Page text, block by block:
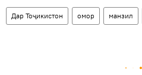
Дар Тоҷикистон омор манзил